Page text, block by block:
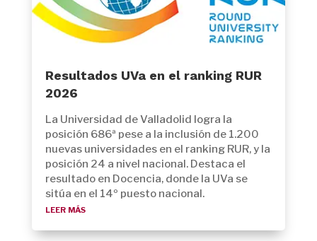
Resultados UVa en el ranking RUR
2026
La Universidad de Valladolid logra la
posición 686ª pese a la inclusión de 1.200
nuevas universidades en el ranking RUR, y la
posición 24 a nivel nacional. Destaca el
resultado en Docencia, donde la UVa se
sitúa en el 14º puesto nacional.
leer más